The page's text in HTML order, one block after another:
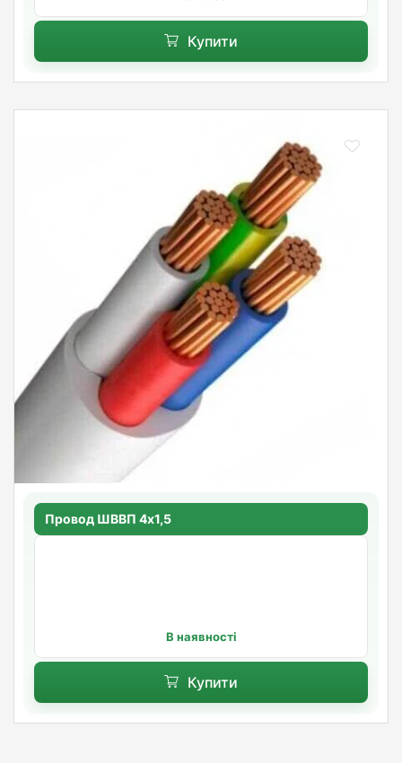
Купити
Провод ШВВП 4х1,5
В наявності
Купити